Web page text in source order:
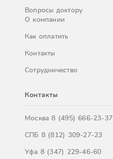
Вопросы доктору
О компании
Как оплатить
Контакты
Сотрудничество
Контакты
Москва8 (495) 666-23-37
СПБ 8 (812) 309-27-23
Уфа 8 (347) 229-46-60